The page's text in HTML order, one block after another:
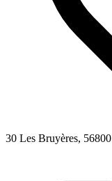
30 Les Bruyères, 56800